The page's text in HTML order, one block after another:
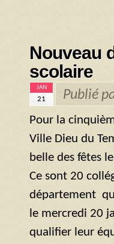
Nouveau
scolaire
JAN
21 Publié
Pour la
Ville Dieu du
belle des fêtes
Ce sont 20
département
le mercredi 20
qualifier leur